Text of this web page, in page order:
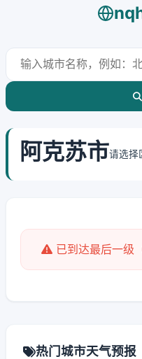
阿克苏市请选择
已到达最后一级
热门城市天气预报